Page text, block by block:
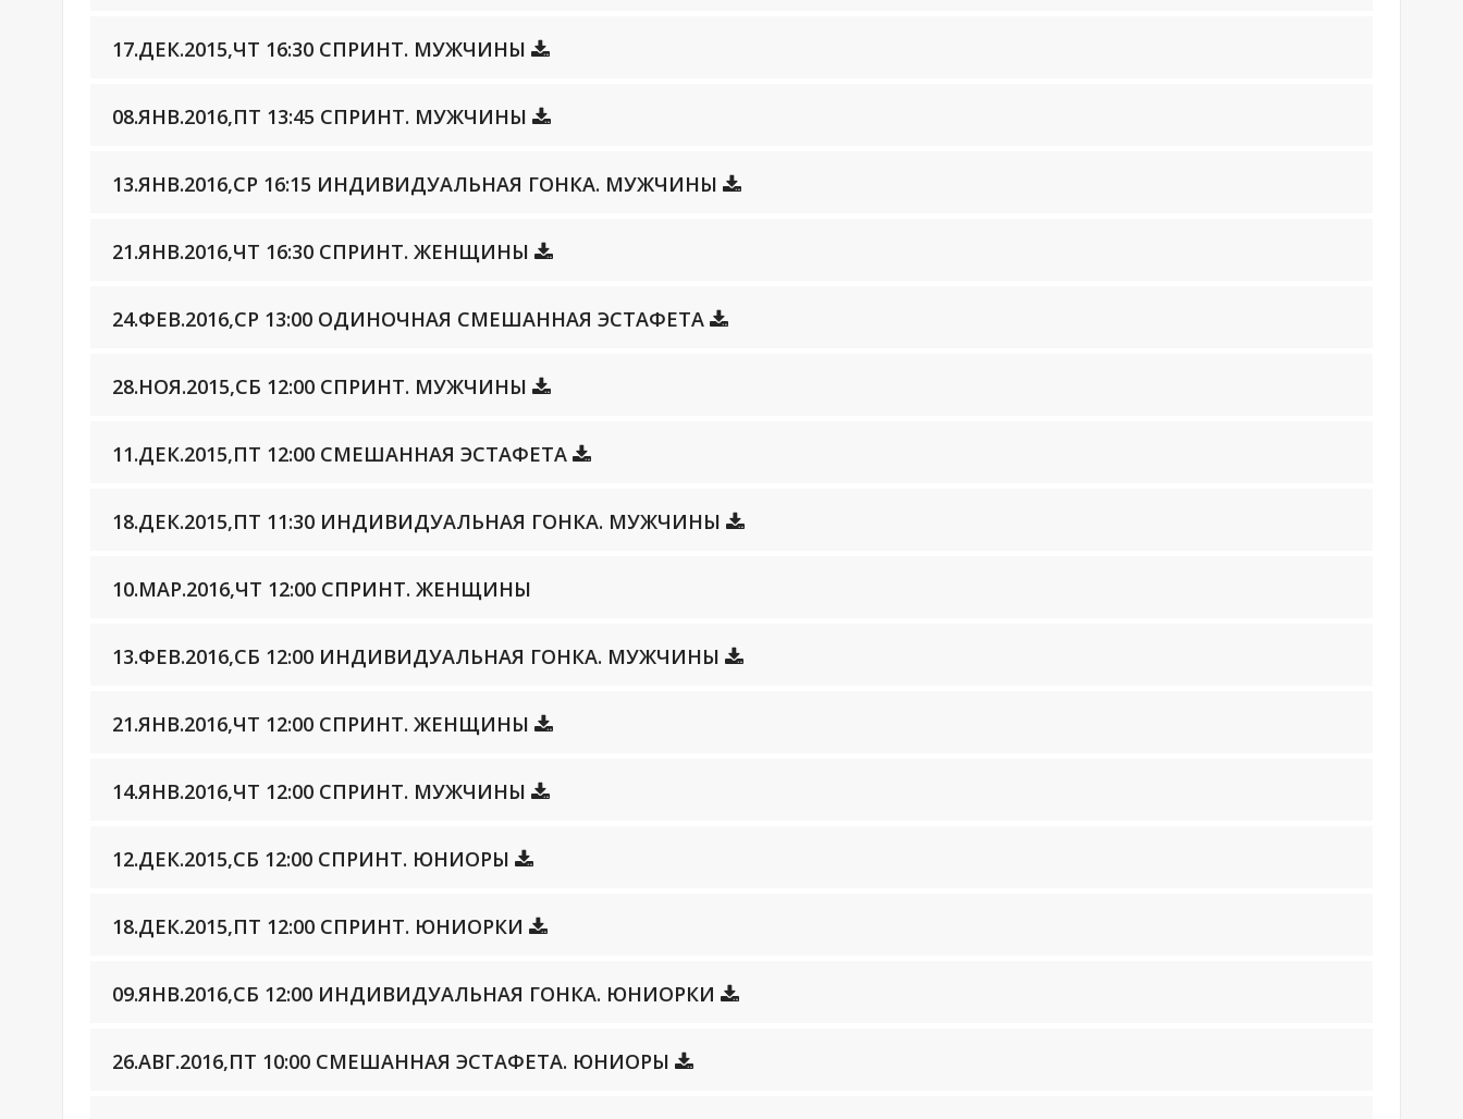
17.ДЕК.2015,ЧТ 16:30 СПРИНТ. МУЖЧИНЫ
08.ЯНВ.2016,ПТ 13:45 СПРИНТ. МУЖЧИНЫ
13.ЯНВ.2016,СР 16:15 ИНДИВИДУАЛЬНАЯ ГОНКА. МУЖЧИНЫ
21.ЯНВ.2016,ЧТ 16:30 СПРИНТ. ЖЕНЩИНЫ
24.ФЕВ.2016,СР 13:00 ОДИНОЧНАЯ СМЕШАННАЯ ЭСТАФЕТА
28.НОЯ.2015,СБ 12:00 СПРИНТ. МУЖЧИНЫ
11.ДЕК.2015,ПТ 12:00 СМЕШАННАЯ ЭСТАФЕТА
18.ДЕК.2015,ПТ 11:30 ИНДИВИДУАЛЬНАЯ ГОНКА. МУЖЧИНЫ
10.МАР.2016,ЧТ 12:00 СПРИНТ. ЖЕНЩИНЫ
13.ФЕВ.2016,СБ 12:00 ИНДИВИДУАЛЬНАЯ ГОНКА. МУЖЧИНЫ
21.ЯНВ.2016,ЧТ 12:00 СПРИНТ. ЖЕНЩИНЫ
14.ЯНВ.2016,ЧТ 12:00 СПРИНТ. МУЖЧИНЫ
12.ДЕК.2015,СБ 12:00 СПРИНТ. ЮНИОРЫ
18.ДЕК.2015,ПТ 12:00 СПРИНТ. ЮНИОРКИ
09.ЯНВ.2016,СБ 12:00 ИНДИВИДУАЛЬНАЯ ГОНКА. ЮНИОРКИ
26.АВГ.2016,ПТ 10:00 СМЕШАННАЯ ЭСТАФЕТА. ЮНИОРЫ